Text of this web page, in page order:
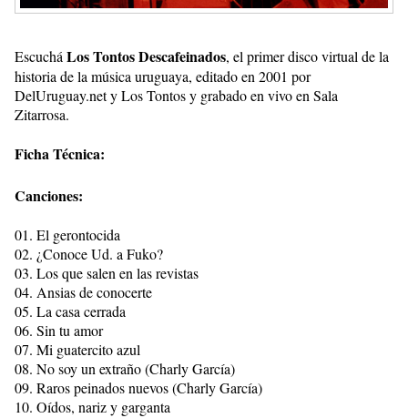
EscucháLos Tontos Descafeinados, el primer disco virtual de la
historia de la música uruguaya, editado en 2001 por
DelUruguay.net y Los Tontos y grabado en vivo en Sala
Zitarrosa.
Ficha Técnica:
Canciones:
01. El gerontocida
02. ¿Conoce Ud. a Fuko?
03. Los que salen en las revistas
04. Ansias de conocerte
05. La casa cerrada
06. Sin tu amor
07. Mi guatercito azul
08. No soy un extraño (Charly García)
09. Raros peinados nuevos (Charly García)
10. Oídos, nariz y garganta